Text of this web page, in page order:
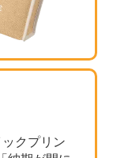
クプリン